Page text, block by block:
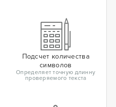
Подсчет количества
символов
Определяет точную длинну
проверяемого текста